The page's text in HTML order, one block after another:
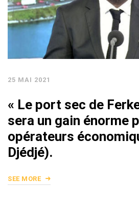
25 MAI 2021
« Le port sec de
sera un gain énorme
opérateurs
Djédjé).
SEE MORE